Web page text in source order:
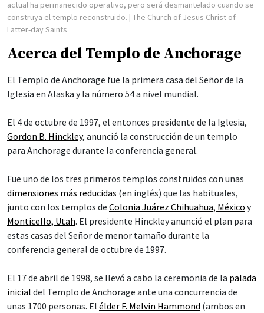
actual ha permanecido operativo, pero será desmantelado cuando se
construya el templo reconstruido. | The Church of Jesus Christ of
Latter-day Saints
Acerca del Templo de Anchorage
El Templo de Anchorage fue la primera casa del Señor de la
Iglesia en Alaska y la número 54 a nivel mundial.
El 4 de octubre de 1997, el entonces presidente de la Iglesia,
Gordon B. Hinckley, anunció la construcción de un templo
para Anchorage durante la conferencia general.
Fue uno de los tres primeros templos construidos con unas
dimensiones más reducidas (en inglés) que las habituales,
junto con los templos de Colonia Juárez Chihuahua, México y
Monticello, Utah. El presidente Hinckley anunció el plan para
estas casas del Señor de menor tamaño durante la
conferencia general de octubre de 1997.
El 17 de abril de 1998, se llevó a cabo la ceremonia de la palada
inicial del Templo de Anchorage ante una concurrencia de
unas 1700 personas. El élder F. Melvin Hammond (ambos en